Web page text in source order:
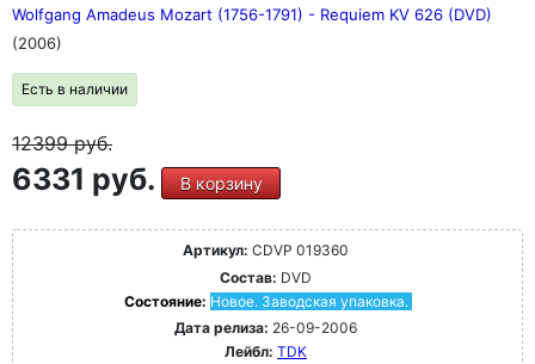
Wolfgang Amadeus Mozart (1756-1791) - Requiem KV 626 (DVD)
(2006)
Есть в наличии
12399руб.
6331 руб. В корзину
Артикул: CDVP 019360
Состав: DVD
Состояние: Новое. Заводская упаковка.
Дата релиза: 26-09-2006
Лейбл: TDK